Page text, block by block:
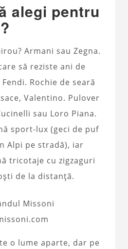
alegi pentru
Armani sau Zegna.
să reziste ani de
Rochie de seară
Valentino. Pulover
sau Loro Piana.
sport-lux (geci de puf
Alpi pe stradă), iar
tricotaje cu zigzaguri
de la distanță.
o lume aparte, dar pe